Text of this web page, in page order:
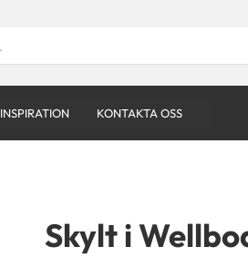
INSPIRATION KONTAKTA OSS
Skylt i